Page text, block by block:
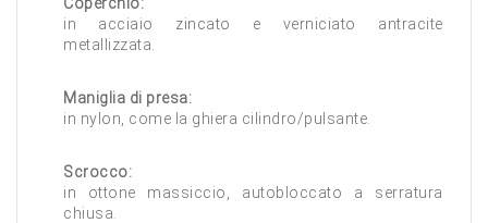
in acciaio zincato e verniciato antracite
metallizzata.
Maniglia di presa:
in nylon, come la ghiera cilindro/pulsante.
Scrocco:
in ottone massiccio, autobloccato a serratura
chiusa.